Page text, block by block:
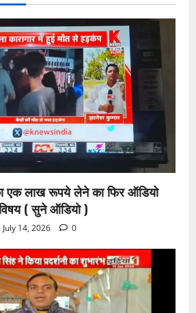
एक लाख रूपये लेने का फिर ऑडियो
( सुने ऑडियो )
July 14, 2026 0